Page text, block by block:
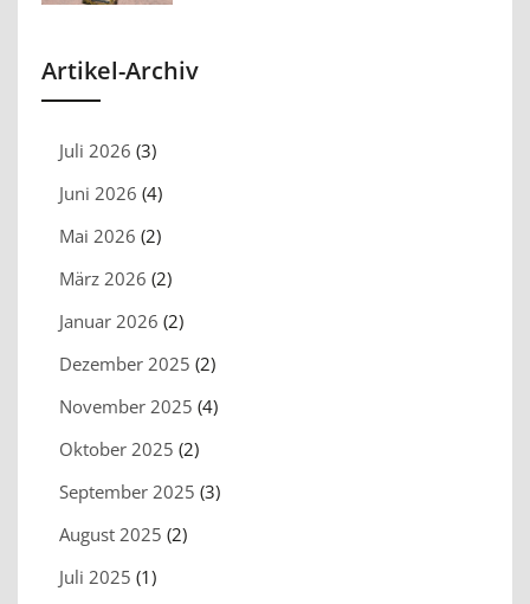
Artikel-Archiv
Juli 2026 (3)
Juni 2026 (4)
Mai 2026 (2)
März 2026 (2)
Januar 2026 (2)
Dezember 2025 (2)
November 2025 (4)
Oktober 2025 (2)
September 2025 (3)
August 2025 (2)
Juli 2025 (1)